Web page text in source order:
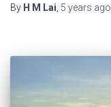
By H M Lai 5 years ago